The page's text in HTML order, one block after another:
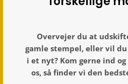
Overvejer du at
gamle stempel, eller vil
i et nyt? Kom gerne ind
os, så finder vi den